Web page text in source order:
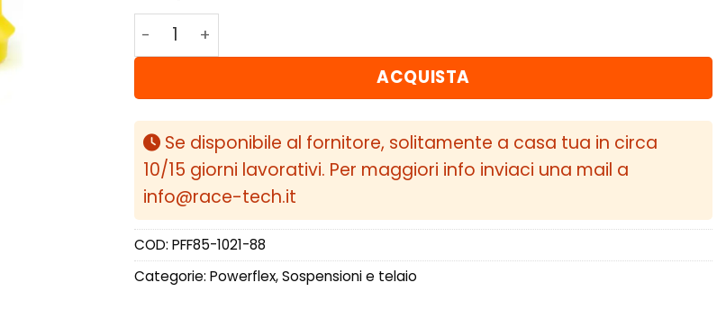
Powerflex Volkswagen Transporter Models T25/T3 Type 2 tutti i
ACQUISTA
Se disponibile al fornitore, solitamente a casa tua in circa
10/15 giorni lavorativi. Per maggiori info inviaci una mail a
info@race-tech.it
COD: PFF85-1021-88
Categorie: Powerflex,Sospensioni e telaio